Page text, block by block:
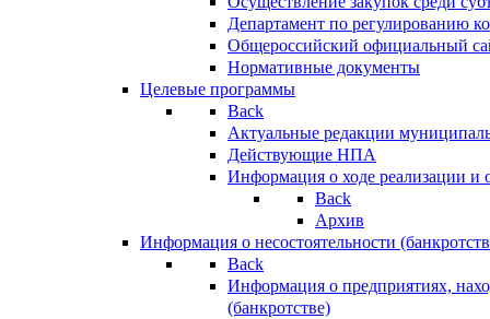
Департамент по регулированию
Общероссийский официальный
Нормативные документы
Целевые программы
Back
Актуальные редакции
Действующие НПА
Информация о ходе реализации
Back
Архив
Информация о несостоятельности
Back
Информация о предприятиях,
(банкротстве)